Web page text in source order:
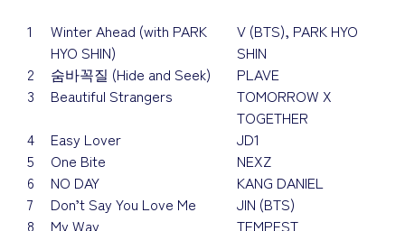
1
Winter Ahead (with PARK
HYO SHIN)
V (BTS), PARK HYO
SHIN
2
숨바꼭질 (Hide and Seek)
PLAVE
3
Beautiful Strangers
TOMORROW X
TOGETHER
4
Easy Lover
JD1
5
One Bite
NEXZ
6
NO DAY
KANG DANIEL
7
Don’t Say You Love Me
JIN (BTS)
8
My Way
TEMPEST